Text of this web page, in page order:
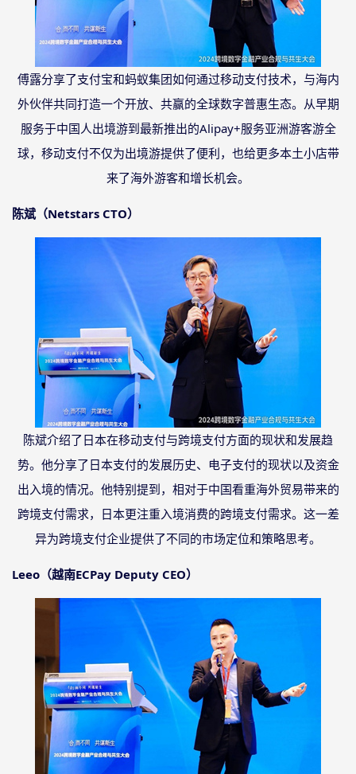
傅露分享了支付宝和蚂蚁集团如何通过移动支付技术，与海内
外伙伴共同打造一个开放、共赢的全球数字普惠生态。从早期
服务于中国人出境游到最新推出的Alipay+服务亚洲游客游全
球，移动支付不仅为出境游提供了便利，也给更多本土小店带
来了海外游客和增长机会。
陈斌（Netstars CTO）
陈斌介绍了日本在移动支付与跨境支付方面的现状和发展趋
势。他分享了日本支付的发展历史、电子支付的现状以及资金
出入境的情况。他特别提到，相对于中国看重海外贸易带来的
跨境支付需求，日本更注重入境消费的跨境支付需求。这一差
异为跨境支付企业提供了不同的市场定位和策略思考。
Leeo（越南ECPay Deputy CEO）